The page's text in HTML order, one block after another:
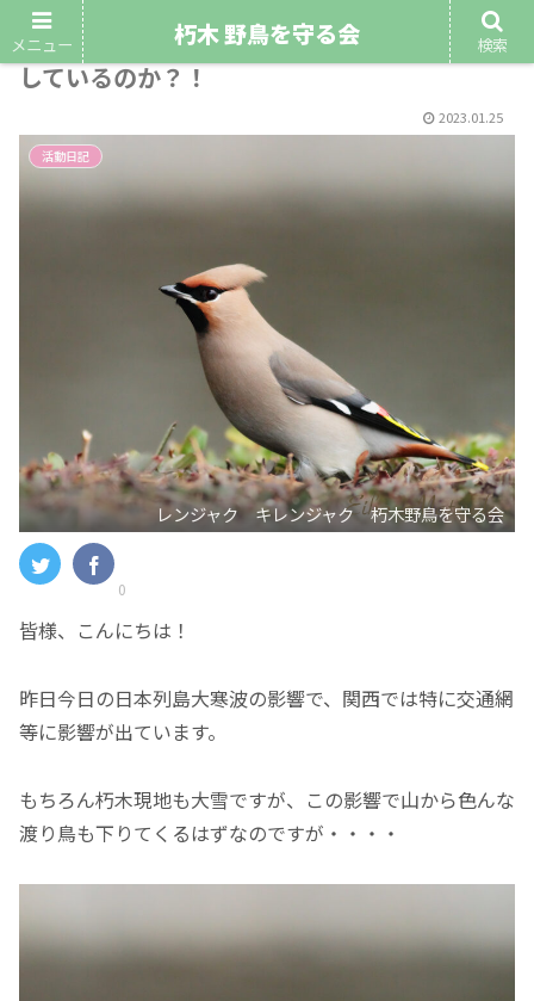
レンジャク・キレンジャク等、個体数が減少
しているのか？！
2023.01.25
活動日記
レンジャク キレンジャク 朽木野鳥を守る会
0
皆様、こんにちは！
昨日今日の日本列島大寒波の影響で、関西では特に交通網
等に影響が出ています。
もちろん朽木現地も大雪ですが、この影響で山から色んな
渡り鳥も下りてくるはずなのですが・・・・
メニュー 朽木 野鳥を守る会 検索